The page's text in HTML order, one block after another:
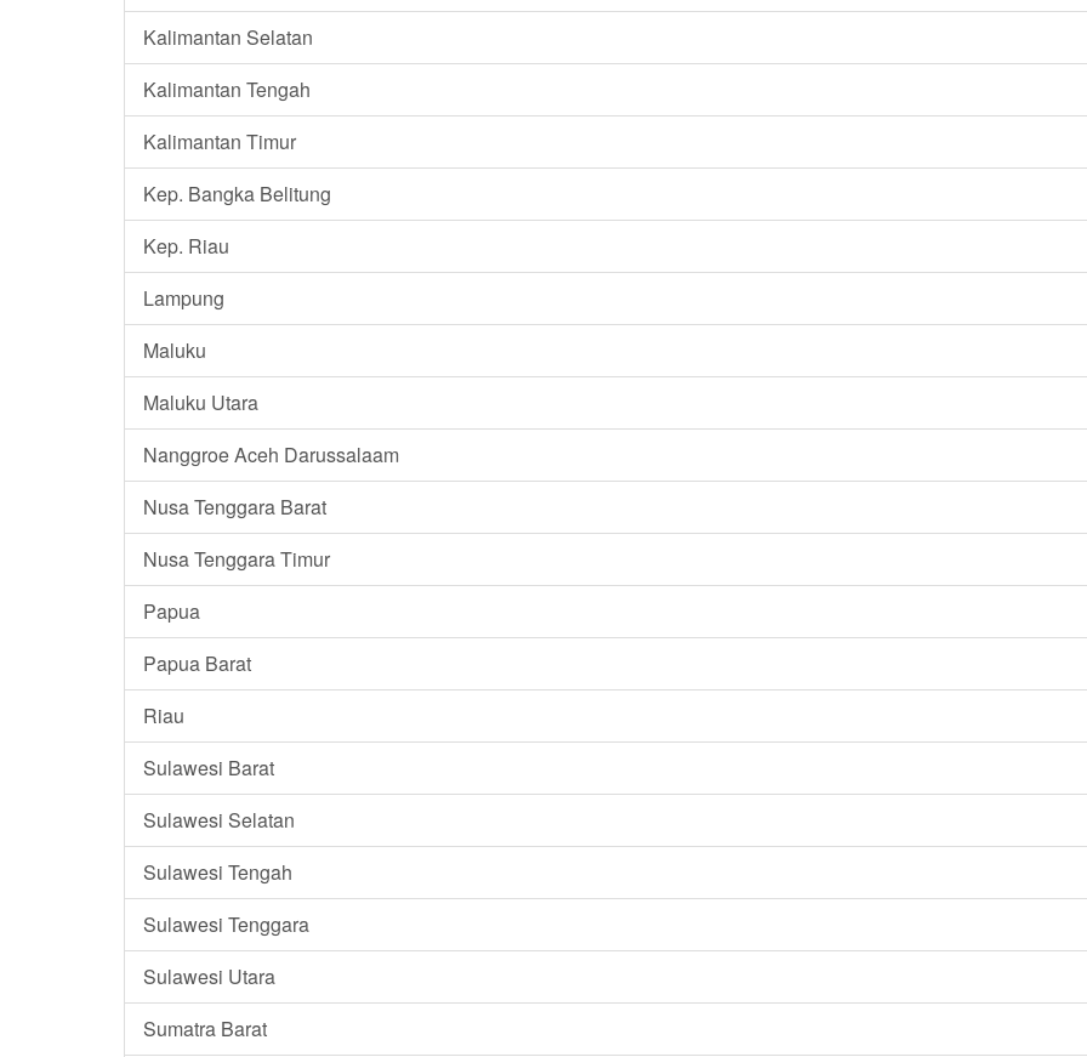
Kalimantan Selatan
Kalimantan Tengah
Kalimantan Timur
Kep. Bangka Belitung
Kep. Riau
Lampung
Maluku
Maluku Utara
Nanggroe Aceh Darussalaam
Nusa Tenggara Barat
Nusa Tenggara Timur
Papua
Papua Barat
Riau
Sulawesi Barat
Sulawesi Selatan
Sulawesi Tengah
Sulawesi Tenggara
Sulawesi Utara
Sumatra Barat